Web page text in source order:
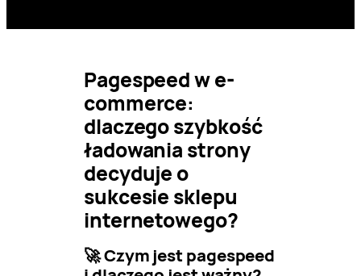
Pagespeed w e-
commerce:
dlaczego szybkość
ładowania strony
decyduje o
sukcesie sklepu
internetowego?
🚀 Czym jest pagespeed